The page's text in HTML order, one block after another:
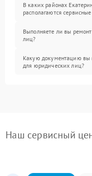
В каких районах
располагаются
Выполняете ли вы
лиц?
Какую документацию вы
для юридических лиц?
Наш сервисный